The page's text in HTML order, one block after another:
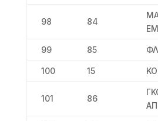
98 84
99 85
100 15
101 86